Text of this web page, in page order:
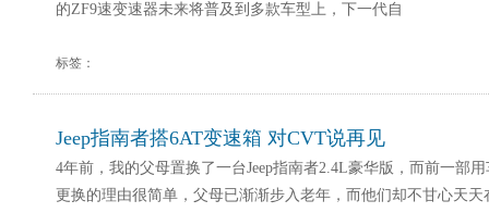
的ZF9速变速器未来将普及到多款车型上，下一代自
标签：
Jeep指南者搭6AT变速箱 对CVT说再见
4年前，我的父母置换了一台Jeep指南者2.4L豪华版，而前一部
更换的理由很简单，父母已渐渐步入老年，而他们却不甘心天